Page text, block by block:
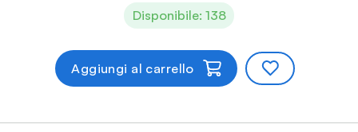
Disponibile: 138
Aggiungi al carrello